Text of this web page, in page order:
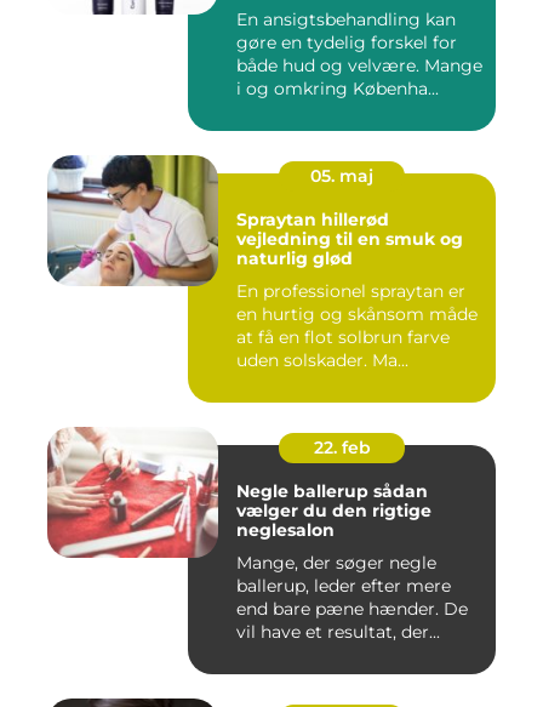
En ansigtsbehandling kan
gøre en tydelig forskel for
både hud og velvære. Mange
i og omkring Københa...
05. maj
Spraytan hillerød
vejledning til en smuk og
naturlig glød
En professionel spraytan er
en hurtig og skånsom måde
at få en flot solbrun farve
uden solskader. Ma...
22. feb
Negle ballerup sådan
vælger du den rigtige
neglesalon
Mange, der søger negle
ballerup, leder efter mere
end bare pæne hænder. De
vil have et resultat, der...